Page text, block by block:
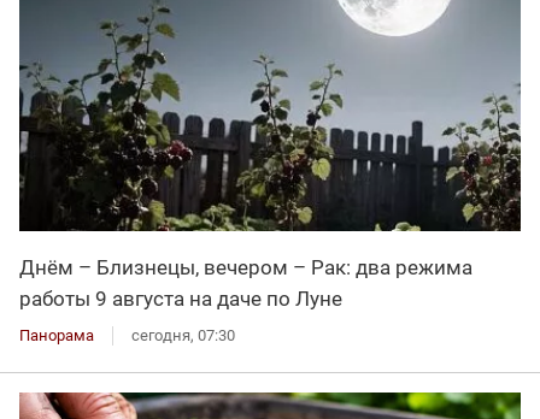
Днём – Близнецы, вечером – Рак: два режима
работы 9 августа на даче по Луне
Панорама сегодня, 07:30